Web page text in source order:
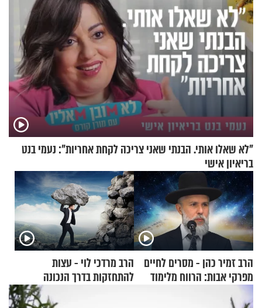
"לא שאלו אותי. הבנתי שאני צריכה לקחת אחריות": נעמי בנט
בריאיון אישי
הרב זמיר כהן - מסרים לחיים
מפרקי אבות: הרווח מלימוד
התורה
הרב מרדכי לוי - עצות
להתחזקות בדרך הנכונה